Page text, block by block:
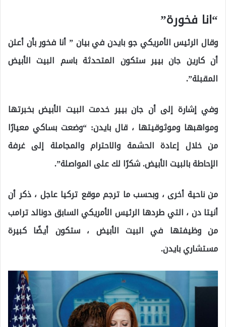
“انا فخورة”
وقال الرئيس الأمريكي جو بايدن في بيان ” أنا فخور بأن أعلن
أن كارين جان بيير ستكون المتحدثة باسم البيت الأبيض
المقبلة”.
وفي إشارة إلى أن جان بيير خدمت البيت الأبيض بخبرتها
ومواهبها وموثوقيتها ، قال بايدن: “وضعت بساكي معيارًا
من خلال إعادة الحشمة والاحترام والمجاملة إلى غرفة
الإحاطة بالبيت الأبيض. شكرًا لك على المواصلة”.
من ناحية أخرى ، وبحسب ما ترجم موقع تركيا عاجل ، ذكر أن
أنيتا دن ، التي طردها الرئيس الأمريكي السابق دونالد ترامب
من وظيفتها في البيت الأبيض ، ستكون أيضًا كبيرة
مستشاري بايدن.